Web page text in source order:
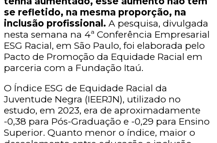
se refletido, na mesma proporção, na
inclusão profissional. A pesquisa, divulgada
nesta semana na 4ª Conferência Empresarial
ESG Racial, em São Paulo, foi elaborada pelo
Pacto de Promoção da Equidade Racial em
parceria com a Fundação Itaú.
O Índice ESG de Equidade Racial da
Juventude Negra (IEERJN), utilizado no
estudo, em 2023, era de aproximadamente
-0,38 para Pós-Graduação e -0,29 para Ensino
Superior. Quanto menor o índice, maior o